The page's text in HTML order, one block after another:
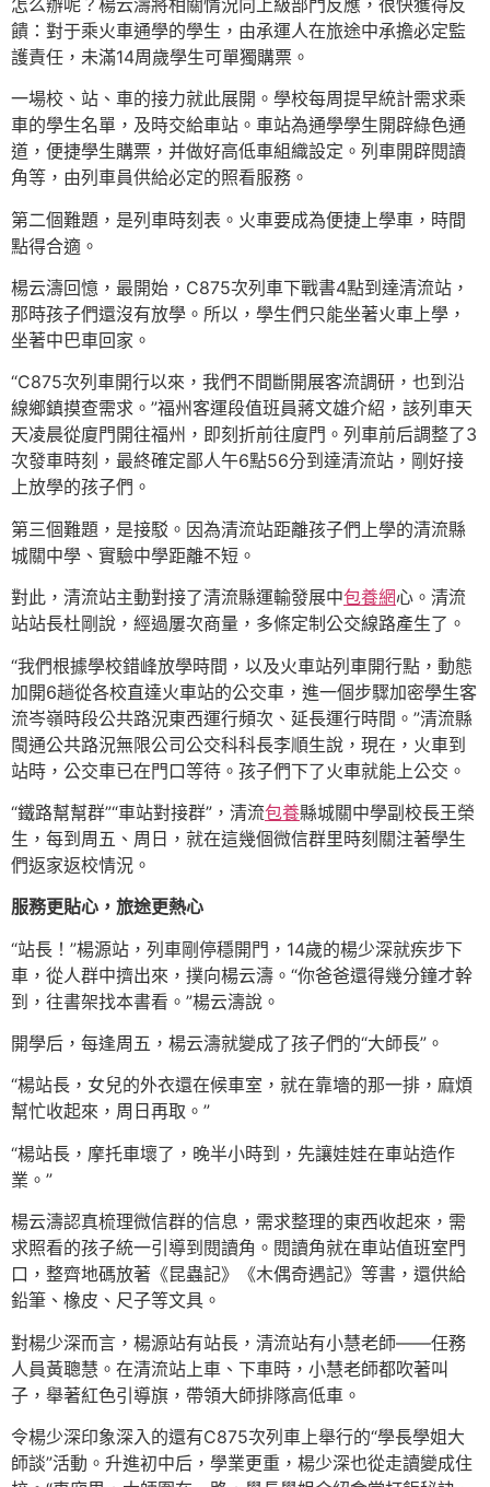
饋：對于乘火車通學的學生，由承運人在旅途中承擔必定監
護責任，未滿14周歲學生可單獨購票。
一場校、站、車的接力就此展開。學校每周提早統計需求乘
車的學生名單，及時交給車站。車站為通學學生開辟綠色通
道，便捷學生購票，并做好高低車組織設定。列車開辟閱讀
角等，由列車員供給必定的照看服務。
第二個難題，是列車時刻表。火車要成為便捷上學車，時間
點得合適。
楊云濤回憶，最開始，C875次列車下戰書4點到達清流站，
那時孩子們還沒有放學。所以，學生們只能坐著火車上學，
坐著中巴車回家。
“C875次列車開行以來，我們不間斷開展客流調研，也到沿
線鄉鎮摸查需求。”福州客運段值班員蔣文雄介紹，該列車天
天凌晨從廈門開往福州，即刻折前往廈門。列車前后調整了3
次發車時刻，最終確定鄙人午6點56分到達清流站，剛好接
上放學的孩子們。
第三個難題，是接駁。因為清流站距離孩子們上學的清流縣
城關中學、實驗中學距離不短。
對此，清流站主動對接了清流縣運輸發展中包養網心。清流
站站長杜剛說，經過屢次商量，多條定制公交線路產生了。
“我們根據學校錯峰放學時間，以及火車站列車開行點，動態
加開6趟從各校直達火車站的公交車，進一個步驟加密學生客
流岑嶺時段公共路況東西運行頻次、延長運行時間。”清流縣
閩通公共路況無限公司公交科科長李順生說，現在，火車到
站時，公交車已在門口等待。孩子們下了火車就能上公交。
“鐵路幫幫群”“車站對接群”，清流包養縣城關中學副校長王榮
生，每到周五、周日，就在這幾個微信群里時刻關注著學生
們返家返校情況。
服務更貼心，旅途更熱心
“站長！”楊源站，列車剛停穩開門，14歲的楊少深就疾步下
車，從人群中擠出來，撲向楊云濤。“你爸爸還得幾分鐘才幹
到，往書架找本書看。”楊云濤說。
開學后，每逢周五，楊云濤就變成了孩子們的“大師長”。
“楊站長，女兒的外衣還在候車室，就在靠墻的那一排，麻煩
幫忙收起來，周日再取。”
“楊站長，摩托車壞了，晚半小時到，先讓娃娃在車站造作
業。”
楊云濤認真梳理微信群的信息，需求整理的東西收起來，需
求照看的孩子統一引導到閱讀角。閱讀角就在車站值班室門
口，整齊地碼放著《昆蟲記》《木偶奇遇記》等書，還供給
鉛筆、橡皮、尺子等文具。
對楊少深而言，楊源站有站長，清流站有小慧老師——任務
人員黃聰慧。在清流站上車、下車時，小慧老師都吹著叫
子，舉著紅色引導旗，帶領大師排隊高低車。
令楊少深印象深入的還有C875次列車上舉行的“學長學姐大
師談”活動。升進初中后，學業更重，楊少深也從走讀變成住